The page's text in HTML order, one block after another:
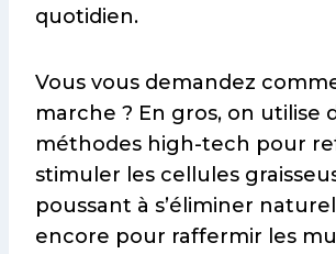
quotidien.
Vous vous demandez
marche ? En gros, on utilise
méthodes high-tech pour
stimuler les cellules
poussant à s’éliminer
encore pour raffermir les